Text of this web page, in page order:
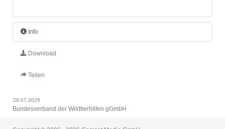
Info
Download
Teilen
28.07.2025
Bundesverband der Wildtierhilfen gGmbH